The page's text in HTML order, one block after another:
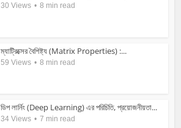
30 Views 8 min read
ম্যাট্রিক্সের বৈশিষ্ট্য (Matrix Properties) :...
59 Views 8 min read
ডিপ লার্নিং (Deep Learning) এর পরিচিতি, প্রয়োজনীয়তা...
34 Views 7 min read